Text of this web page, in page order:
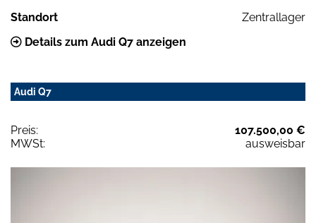
Standort
Zentrallager
Details zum Audi Q7 anzeigen
Audi Q7
Preis:
107.500,00 €
MWSt:
ausweisbar